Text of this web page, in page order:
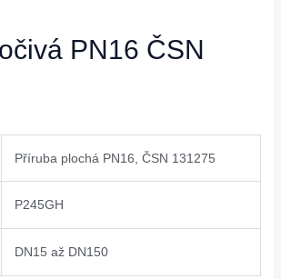
PN16 ČSN
Příruba plochá PN16, ČSN 131275
P245GH
DN15 až DN150